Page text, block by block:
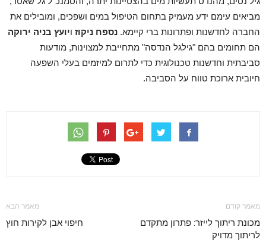
מביאים עימם ידע מעמיק בתחום הטיפול במים ושפכים, ומובילים את
החברה לחדשנות ופתרונות ברי קיימא. נספח ניקוז ויועץ בניה ירוקה
הם תחומים בהם "גילגל הנדסה" מתחייבת למצוינות, מודעות
סביבתית וחדשנות טכנולוגית כדי לתרום למיזמים בעלי השפעה
חיובית ארוכת טווח על הסביבה.
מאמר קודם
מכונת ריתוך לייזר: פתרון מתקדם
לריתוך מדויק
מאמר הבא
חיפוי אבן לקירות חוץ